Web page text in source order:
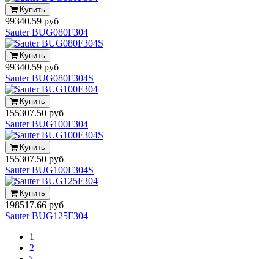
Купить
99340.59 руб
Sauter BUG080F304
Купить
99340.59 руб
Sauter BUG080F304S
Купить
155307.50 руб
Sauter BUG100F304
Купить
155307.50 руб
Sauter BUG100F304S
Купить
198517.66 руб
Sauter BUG125F304
1
2